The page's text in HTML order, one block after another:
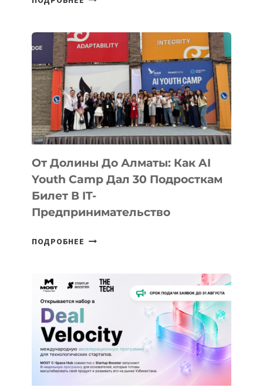
ШКОЛ,
РАЗВИВАЮТ
ТЕХНОЛОГИЧЕСКОЕ
ОБРАЗОВАНИЕ
ТАДЖИКИСТАНА
От Долины До Алматы: Как AI
Youth Camp Дал 30 Подросткам
Билет В IT-
Предпринимательство
ПОДРОБНЕЕ ОТ
АЛМАТЫ:
AI
YOUTH
CAMP
ДАЛ
30
ПОДРОСТКАМ